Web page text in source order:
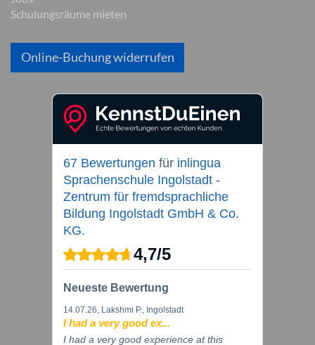
Schulungsräume mieten
Online-Buchung widerrufen
67 Bewertungen für inlingua
Sprachenschule Ingolstadt -
Zentrum für fremdsprachliche
Bildung Ingolstadt GmbH & Co.
KG.
4,7/5
Neueste Bewertung
14.07.26, Lakshmi P., Ingolstadt
I had a very good ex...
I had a very good experience at this